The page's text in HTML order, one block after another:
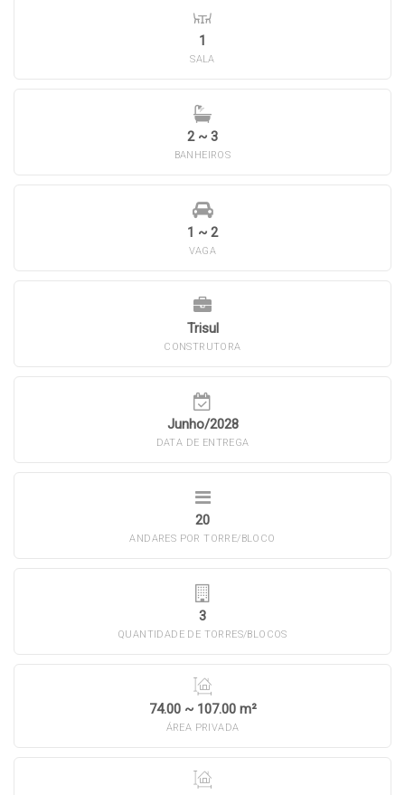
1
SALA
2 ~ 3
BANHEIROS
1 ~ 2
VAGA
Trisul
CONSTRUTORA
Junho/2028
DATA DE ENTREGA
20
ANDARES POR TORRE/BLOCO
3
QUANTIDADE DE TORRES/BLOCOS
74.00 ~ 107.00 m²
ÁREA PRIVADA